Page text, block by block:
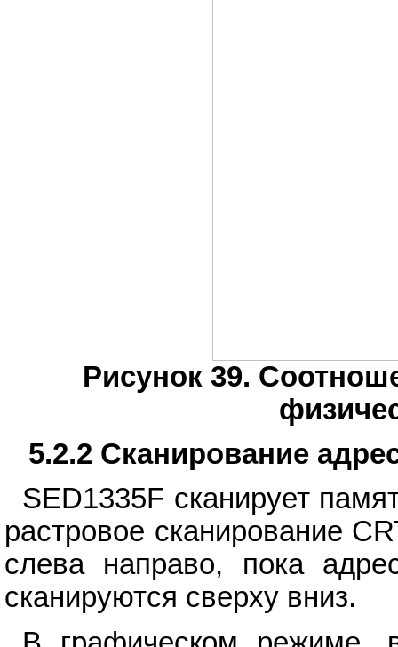
Рисунок 39.
5.2.2 Сканирование
SED1335F сканирует
растровое сканирование
слева направо, пока
сканируются сверху вниз.